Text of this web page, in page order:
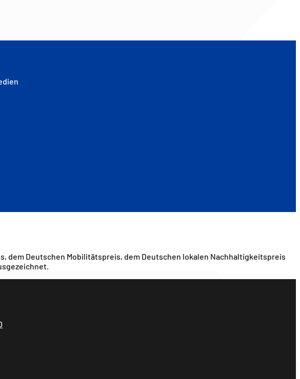
dem Deutschen Mobilitätspreis, dem Deutschen lokalen Nachhaltigkeitspreis